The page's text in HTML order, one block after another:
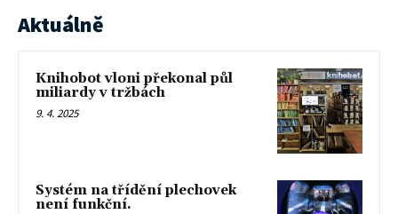
Aktuálně
Knihobot vloni překonal půl
miliardy v tržbách
9. 4. 2025
Systém na třídění plechovek
není funkční.